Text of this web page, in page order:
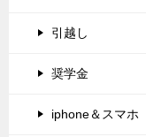
引越し
奨学金
iphone＆スマホ